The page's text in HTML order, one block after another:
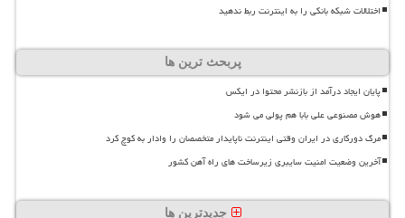
اختلالات شبکه بانکی را به اینترنت ربط ندهید
پربحث ترین ها
پایان ایجاد درآمد از بازنشر محتوا در ایکس
هوش مصنوعی علی بابا هم پولی می شود
مرگ دورکاری در ایران وقتی اینترنت ناپایدار متخصصان را وادار به کوچ کرد
آخرین وضعیت امنیت سایبری زیرساخت های راه آهن کشور
جدیدترین ها